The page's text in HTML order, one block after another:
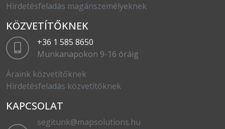
Hirdetésfeladás magánszemélyeknek
KÖZVETÍTŐKNEK
+36 1 585 8650
Munkanapokon 9-16 óráig
Áraink közvetítőknek
Hirdetésfeladás közvetítőknek
KAPCSOLAT
segitunk@mapsolutions.hu